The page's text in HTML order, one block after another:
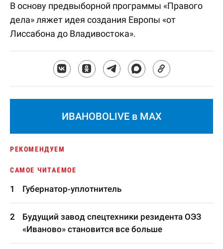
В основу предвыборной программы «Правого
дела» ляжет идея создания Европы «от
Лиссабона до Владивостока».
ИВАНОВОLIVE в MAX
РЕКОМЕНДУЕМ
САМОЕ ЧИТАЕМОЕ
Губернатор-уплотнитель
Будущий завод спецтехники резидента ОЭЗ
«Иваново» становится все больше